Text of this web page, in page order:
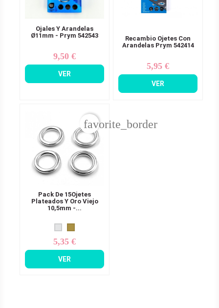
Ojales Y Arandelas
Ø11mm - Prym 542543
Precio
9,50 €
VER
Recambio Ojetes Con
Arandelas Prym 542414
Precio
5,95 €
VER
Pack De 15Ojetes
Plateados Y Oro Viejo
10,5mm -...
Precio
5,35 €
VER
favorite_border